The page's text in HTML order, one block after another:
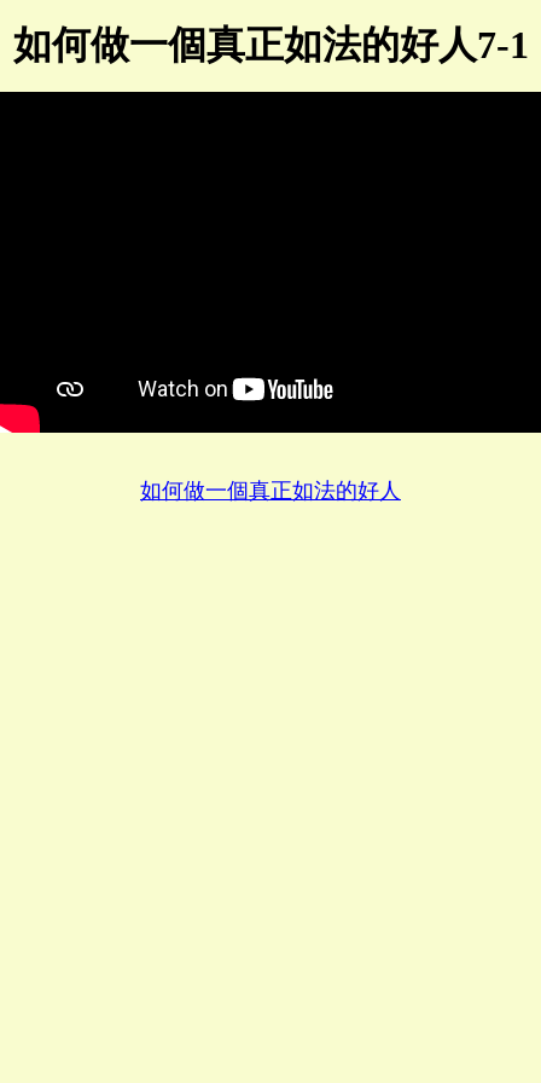
如何做一個真正如法的好人7-1
如何做一個真正如法的好人